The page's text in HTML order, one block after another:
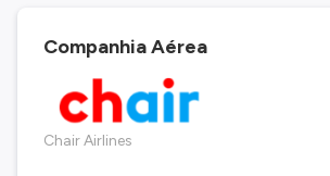
Companhia Aérea
Chair Airlines